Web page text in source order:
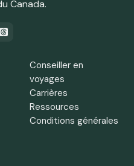
Canada.
Conseiller en
voyages
Carrières
Ressources
Conditions générales